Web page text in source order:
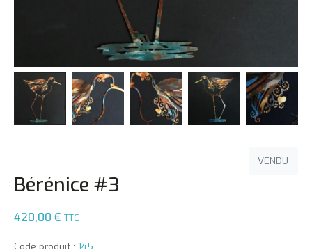
VENDU
Bérénice #3
420,00 € TTC
Code produit : 145